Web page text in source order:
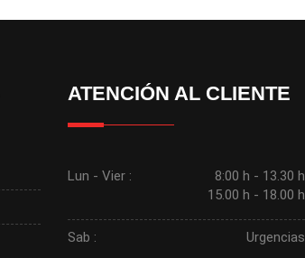
ATENCIÓN AL CLIENTE
Lun - Vier :
8:00 h - 13.30 h
15.00 h - 18.00 h
Sab : Urgencias